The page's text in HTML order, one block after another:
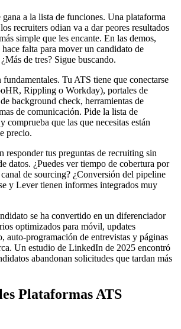
a la lista de funciones. Una plataforma
recruiters odian va a dar peores resultados
simple que les encante. En las demos,
falta para mover un candidato de
de tres? Sigue buscando.
Tu ATS tiene que conectarse
Rippling o Workday), portales de
background check, herramientas de
de comunicación. Pide la lista de
comprueba que las que necesitas están
precio.
responder tus preguntas de recruiting sin
datos. ¿Puedes ver tiempo de cobertura por
de sourcing? ¿Conversión del pipeline
y Lever tienen informes integrados muy
se ha convertido en un diferenciador
optimizados para móvil, updates
auto-programación de entrevistas y páginas
Un estudio de LinkedIn de 2025 encontró
abandonan solicitudes que tardan más
Plataformas ATS